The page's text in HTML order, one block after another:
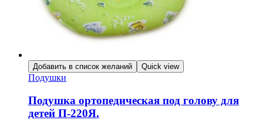
Добавить в список желаний Quick view
Подушки
Подушка ортопедическая под голову для
детей П-220Я.